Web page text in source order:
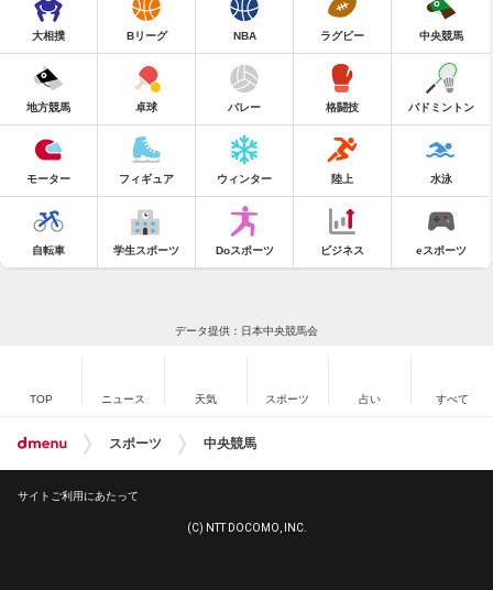
大相撲 Bリーグ NBA ラグビー 中央競馬
地方競馬 卓球 バレー 格闘技 バドミントン
モーター フィギュア ウィンター 陸上 水泳
自転車 学生スポーツ Doスポーツ ビジネス eスポーツ
データ提供：日本中央競馬会
TOP ニュース 天気 スポーツ 占い すべて
スポーツ 中央競馬
サイトご利用にあたって
(C) NTT DOCOMO, INC.